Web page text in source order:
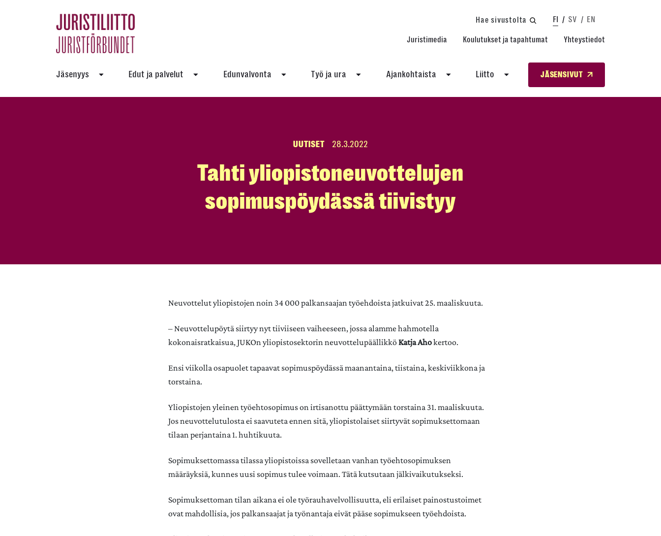
Hae sivustolta FI SV EN
Juristimedia Koulutukset ja tapahtumat Yhteystiedot
Jäsenyys Edut ja palvelut Edunvalvonta Työ ja ura Ajankohtaista Liitto JÄSENSIVUT
UUTISET 28.3.2022
Tahti yliopistoneuvottelujen
sopimuspöydässä tiivistyy
Neuvottelut yliopistojen noin 34 000 palkansaajan työehdoista jatkuivat 25. maaliskuuta.
– Neuvottelupöytä siirtyy nyt tiiviiseen vaiheeseen, jossa alamme hahmotella
kokonaisratkaisua, JUKOn yliopistosektorin neuvottelupäällikköKatja Ahokertoo.
Ensi viikolla osapuolet tapaavat sopimuspöydässä maanantaina, tiistaina, keskiviikkona ja
torstaina.
Yliopistojen yleinen työehtosopimus on irtisanottu päättymään torstaina 31. maaliskuuta.
Jos neuvottelutulosta ei saavuteta ennen sitä, yliopistolaiset siirtyvät sopimuksettomaan
tilaan perjantaina 1. huhtikuuta.
Sopimuksettomassa tilassa yliopistoissa sovelletaan vanhan työehtosopimuksen
määräyksiä, kunnes uusi sopimus tulee voimaan. Tätä kutsutaan jälkivaikutukseksi.
Sopimuksettoman tilan aikana ei ole työrauhavelvollisuutta, eli erilaiset painostustoimet
ovat mahdollisia, jos palkansaajat ja työnantaja eivät pääse sopimukseen työehdoista.